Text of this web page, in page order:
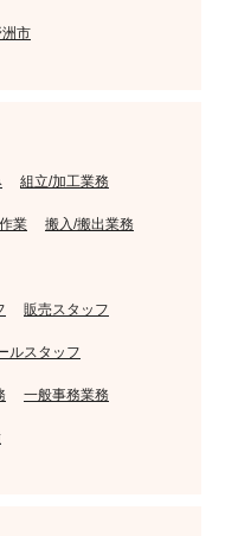
市
組立/加工業務
業 搬入/搬出業務
販売スタッフ
ルスタッフ
一般事務業務